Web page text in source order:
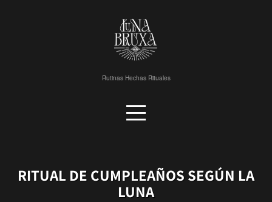
Rutinas Hechas Rituales
RITUAL DE CUMPLEAÑOS SEGÚN LA
LUNA